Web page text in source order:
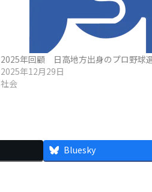
2025年回顧 日高地方出身のプロ野球
2025年12月29日
社会
Bluesky